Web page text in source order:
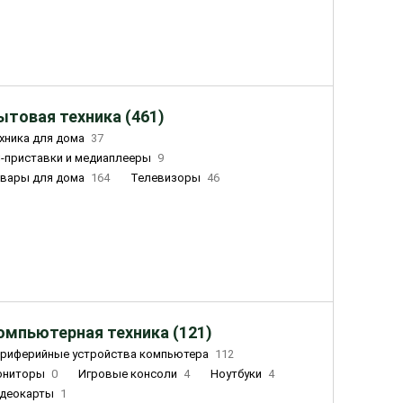
техника (461)
для дома 37
приставки и медиаплееры
9
для дома 164 Телевизоры 46
техника (121)
устройства компьютера 112
0 Игровые консоли 4 Ноутбуки 4
1